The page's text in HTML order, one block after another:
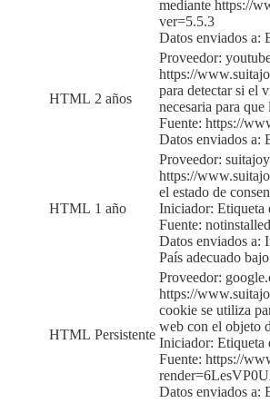
mediante https://
ver=5.5.3
Datos enviados a:
HTML 2 años
Proveedor:
https://
para detectar si el
necesaria para
Fuente: https://
Datos enviados a:
HTML 1 año
Proveedor:
https://
el estado de
Iniciador: Etiqueta
Fuente: notinstalled
Datos enviados a:
País adecuado
HTML Persistente
Proveedor:
https://
cookie se utiliza
web con el objeto
Iniciador: Etiqueta
Fuente: https://
Datos enviados a: